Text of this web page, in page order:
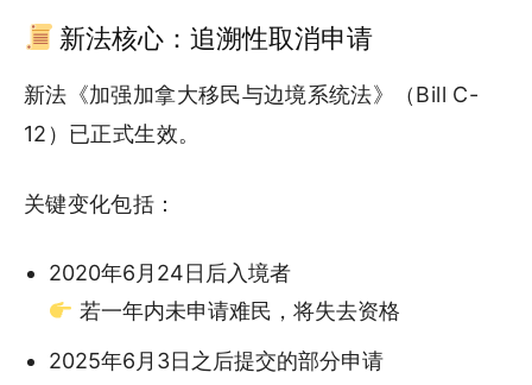
新法核心：追溯性取消申请
新法《加强加拿大移民与边境系统法》（Bill C-
12）已正式生效。
关键变化包括：
2020年6月24日后入境者
若一年内未申请难民，将失去资格
2025年6月3日之后提交的部分申请